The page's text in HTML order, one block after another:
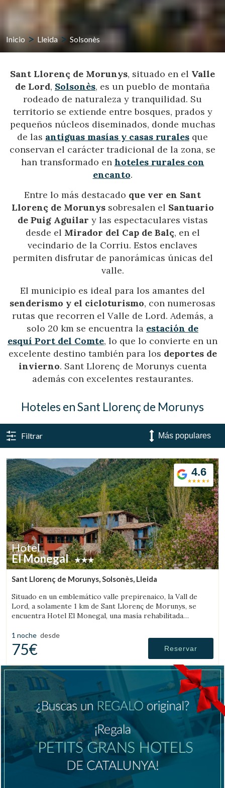
Gestionar mi reserva
Verificar localizador
Inicio Lleida Solsonès
Sant Llorenç de Morunys, situado en el Valle
de Lord, Solsonès, es un pueblo de montaña
rodeado de naturaleza y tranquilidad. Su
territorio se extiende entre bosques, prados y
pequeños núcleos diseminados, donde muchas
de las antiguas masías y casas rurales que
conservan el carácter tradicional de la zona, se
han transformado en hoteles rurales con
encanto.
Entre lo más destacado que ver en Sant
Llorenç de Morunyssobresalen el Santuario
de Puig Aguilar y las espectaculares vistas
desde el Mirador del Cap de Balç, en el
vecindario de la Corriu. Estos enclaves
permiten disfrutar de panorámicas únicas del
valle.
El municipio es ideal para los amantes del
senderismo y el cicloturismo, con numerosas
rutas que recorren el Valle de Lord. Además, a
solo 20 km se encuentra la estación de
esquí Port del Comte, lo que lo convierte en un
excelente destino también para los deportes de
invierno. Sant Llorenç de Morunys cuenta
además con excelentes restaurantes.
Hoteles en Sant Llorenç de Morunys
Filtrar
4.6
Hotel
El Monegal
Sant Llorenç de Morunys, Solsonès, Lleida
Situado en un emblemático valle prepirenaico, la Vall de
Lord, a solamente 1 km de Sant Llorenç de Morunys, se
encuentra Hotel El Monegal, una masía rehabilitada
1 noche desde
75€ Reservar